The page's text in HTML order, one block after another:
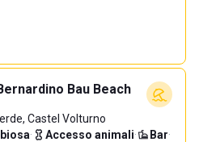
Bau Beach
Castel Volturno
· Accesso animali· Bar·